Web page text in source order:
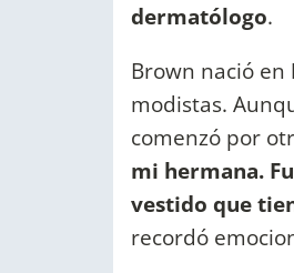
dermatólogo.
Brown nació en
modistas.
comenzó por
mi hermana.
vestido que
recordó